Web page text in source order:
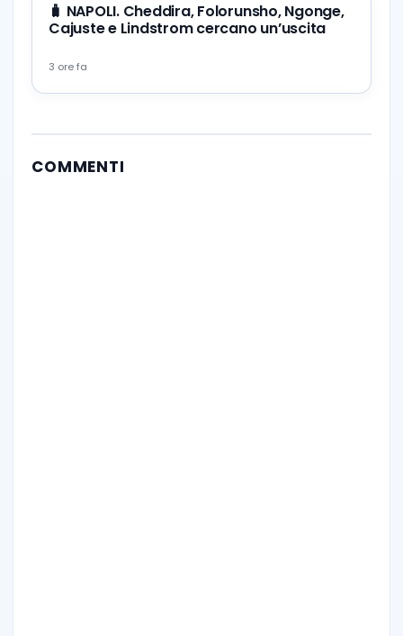
🧳 NAPOLI. Cheddira, Folorunsho, Ngonge,
Cajuste e Lindstrom cercano un’uscita
3 ore fa
COMMENTI